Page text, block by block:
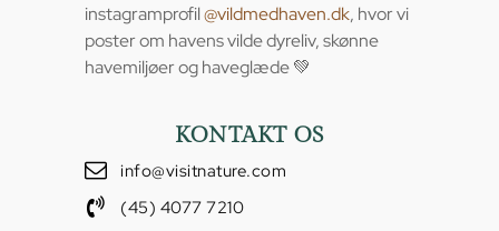
instagramprofil@vildmedhaven.dk, hvor vi
poster om havens vilde dyreliv, skønne
havemiljøer og haveglæde 💚
KONTAKT OS
info@visitnature.com
(45) 4077 7210